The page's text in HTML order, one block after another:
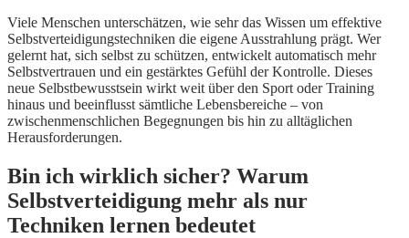
Viele Menschen unterschätzen, wie sehr das Wissen um effektive
Selbstverteidigungstechniken die eigene Ausstrahlung prägt. Wer
gelernt hat, sich selbst zu schützen, entwickelt automatisch mehr
Selbstvertrauen und ein gestärktes Gefühl der Kontrolle. Dieses
neue Selbstbewusstsein wirkt weit über den Sport oder Training
hinaus und beeinflusst sämtliche Lebensbereiche – von
zwischenmenschlichen Begegnungen bis hin zu alltäglichen
Herausforderungen.
Bin ich wirklich sicher? Warum
Selbstverteidigung mehr als nur
Techniken lernen bedeutet